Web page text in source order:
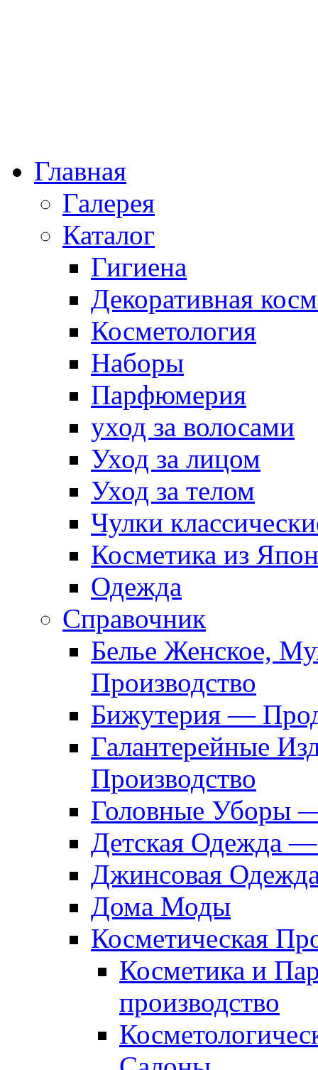
Главная
Галерея
Каталог
Гигиена
Декоративная
Косметология
Наборы
Парфюмерия
уход за волосами
Уход за лицом
Уход за телом
Чулки
Косметика из
Одежда
Справочник
Белье Женское,
Производство
Бижутерия —
Галантерейные
Производство
Головные Уборы
Детская Одежда
Джинсовая
Дома Моды
Косметическая
Косметика и
производство